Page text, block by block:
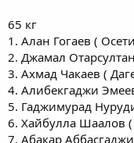
65 кг
1. Алан Гогаев (
2. Джамал
3. Ахмад Чакаев (
4. Алибекгаджи
5. Гаджимурад
6. Хайбулла Шаалов (
7. Абакар